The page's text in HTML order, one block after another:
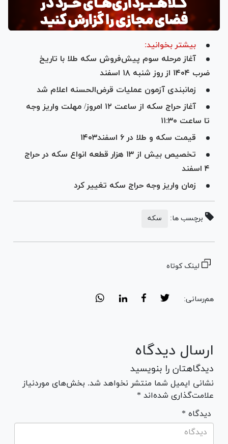
بیشتر بخوانید:
آغاز مرحله سوم پیش‌فروش سکه طلا با تاریخ
ضرب ۱۴۰۴ از روز شنبه ۱۸ اسفند
زمانبندی آزمون عملیات قرض‌الحسنه اعلام شد
آغاز حراج سکه از ساعت ۱۲ امروز/ مهلت واریز وجه
تا ساعت ۱۱:۳۰
قیمت سکه و طلا در ۶ اسفند۱۴۰۳
تخصیص بیش از ۱۳ هزار قطعه انواع سکه در حراج
۴ اسفند
زمان واریز وجه حراج سکه تغییر کرد
برچسب ها: سکه
لینک کوتاه
هم‌رسانی:
ارسال دیدگاه
دیدگاهتان را بنویسید
نشانی ایمیل شما منتشر نخواهد شد. بخش‌های موردنیاز
علامت‌گذاری شده‌اند *
* دیدگاه